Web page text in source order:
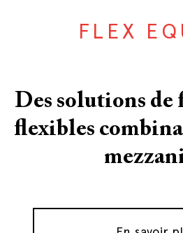
FLEX
Des solutions de
flexibles